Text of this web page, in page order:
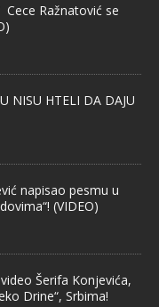
Cece Ražnatović se
NISU HTELI DA DAJU
napisao pesmu u
(VIDEO)
Šerifa Konjevića,
Drine“, Srbima!